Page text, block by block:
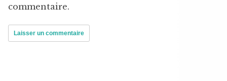
commentaire.